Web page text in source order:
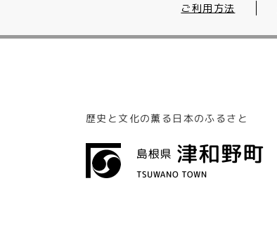
ご利用方法
歴史と文化の薫る日本のふるさと